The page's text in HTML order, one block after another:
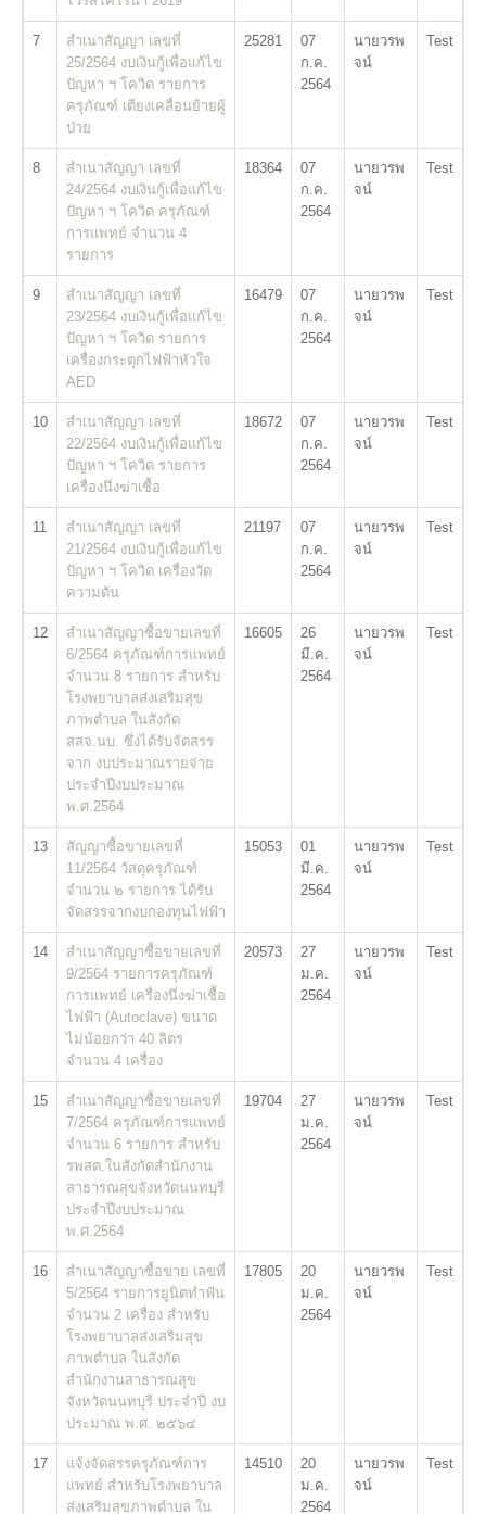
7
สำเนาสัญญา เลขที่
25/2564 งบเงินกู้เพื่อแก้ไข
ปัญหา ฯ โควิด รายการ
ครุภัณฑ์ เตียงเคลื่อนย้ายผู้
ป่วย
25281
07
ก.ค.
2564
นายวรพ
จน์
Test
8
สำเนาสัญญา เลขที่
24/2564 งบเงินกู้เพื่อแก้ไข
ปัญหา ฯ โควิด ครุภัณฑ์
การแพทย์ จำนวน 4
รายการ
18364
07
ก.ค.
2564
นายวรพ
จน์
Test
9
สำเนาสัญญา เลขที่
23/2564 งบเงินกู้เพื่อแก้ไข
ปัญหา ฯ โควิด รายการ
เครื่องกระตุกไฟฟ้าหัวใจ
AED
16479
07
ก.ค.
2564
นายวรพ
จน์
Test
10
สำเนาสัญญา เลขที่
22/2564 งบเงินกู้เพื่อแก้ไข
ปัญหา ฯ โควิด รายการ
เครื่องนึ่งฆ่าเชื้อ
18672
07
ก.ค.
2564
นายวรพ
จน์
Test
11
สำเนาสัญญา เลขที่
21/2564 งบเงินกู้เพื่อแก้ไข
ปัญหา ฯ โควิด เครื่องวัด
ความดัน
21197
07
ก.ค.
2564
นายวรพ
จน์
Test
12
สำเนาสัญญาซื้อขายเลขที่
6/2564 ครุภัณฑ์การแพทย์
จำนวน 8 รายการ สำหรับ
โรงพยาบาลส่งเสริมสุข
ภาพตำบล ในสังกัด
สสจ.นบ. ซึ่งได้รับจัดสรร
จาก งบประมาณรายจ่าย
ประจำปีงบประมาณ
พ.ศ.2564
16605
26
มี.ค.
2564
นายวรพ
จน์
Test
13
สัญญาซื้อขายเลขที่
11/2564 วัสดุครุภัณฑ์
จำนวน ๒ รายการ ได้รับ
จัดสรรจากงบกองทุนไฟฟ้า
15053
01
มี.ค.
2564
นายวรพ
จน์
Test
14
สำเนาสัญญาซื้อขายเลขที่
9/2564 รายการครุภัณฑ์
การแพทย์ เครื่องนึ่งฆ่าเชื้อ
ไฟฟ้า (Autoclave) ขนาด
ไม่น้อยกว่า 40 ลิตร
จำนวน 4 เครื่อง
20573
27
ม.ค.
2564
นายวรพ
จน์
Test
15
สำเนาสัญญาซื้อขายเลขที่
7/2564 ครุภัณฑ์การแพทย์
จำนวน 6 รายการ สำหรับ
รพสต.ในสังกัดสำนักงาน
สาธารณสุขจังหวัดนนทบุรี
ประจำปีงบประมาณ
พ.ศ.2564
19704
27
ม.ค.
2564
นายวรพ
จน์
Test
16
สำเนาสัญญาซื้อขาย เลขที่
5/2564 รายการยูนิตทำฟัน
จำนวน 2 เครื่อง สำหรับ
โรงพยาบาลส่งเสริมสุข
ภาพตำบล ในสังกัด
สำนักงานสาธารณสุข
จังหวัดนนทบุรี ประจำปี งบ
ประมาณ พ.ศ. ๒๕๖๔
17805
20
ม.ค.
2564
นายวรพ
จน์
Test
17
แจ้งจัดสรรครุภัณฑ์การ
แพทย์ สำหรับโรงพยาบาล
ส่งเสริมสุขภาพตำบล ใน
14510
20
ม.ค.
2564
นายวรพ
จน์
Test